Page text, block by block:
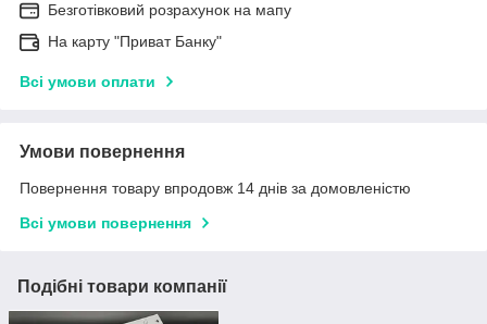
Безготівковий розрахунок на мапу
На карту "Приват Банку"
Всі умови оплати
Умови повернення
Повернення товару впродовж 14 днів за домовленістю
Всі умови повернення
Подібні товари компанії